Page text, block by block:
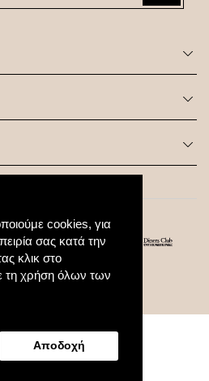
cookies, για
σας κατά την
κλικ στο
τη χρήση όλων των
Αποδοχή
Created by